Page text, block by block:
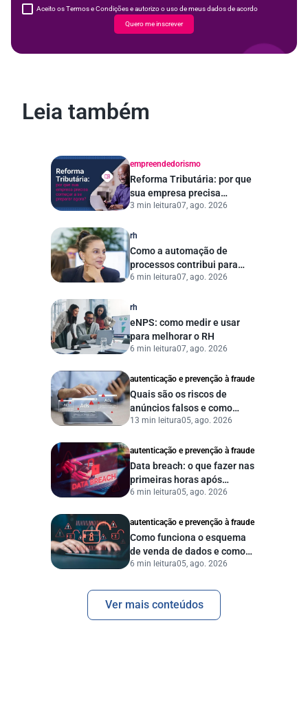
Aceito os Termos e Condições e autorizo o uso de meus dados de acordo
Quero me inscrever
Leia também
empreendedorismo
Reforma Tributária: por que
sua empresa precisa
começar a se preparar
3 min leitura07, ago. 2026
rh
Como a automação de
processos contribui para
uma gestão pública mais
6 min leitura07, ago. 2026
rh
eNPS: como medir e usar
para melhorar o RH
6 min leitura07, ago. 2026
autenticação e prevenção à fraude
Quais são os riscos de
anúncios falsos e como
proteger seu negócio?
13 min leitura05, ago. 2026
autenticação e prevenção à fraude
Data breach: o que fazer nas
primeiras horas após
vazamento de dados?
6 min leitura05, ago. 2026
autenticação e prevenção à fraude
Como funciona o esquema
de venda de dados e como
proteger sua empresa?
6 min leitura05, ago. 2026
Ver mais conteúdos